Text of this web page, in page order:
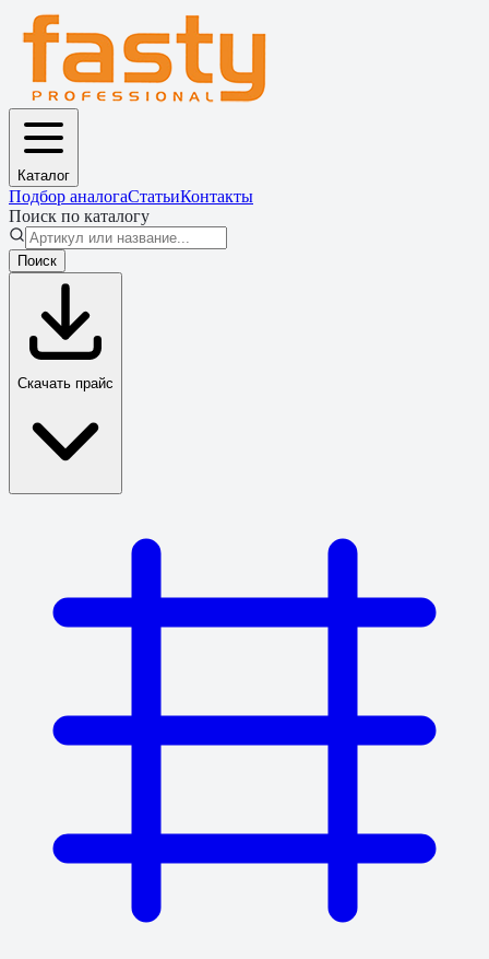
Каталог
Подбор аналогаСтатьиКонтакты
Поиск по каталогу
Поиск
Скачать прайс